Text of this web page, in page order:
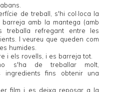
de treball, s'hi col·loca la
amb la mantega (amb
treballa refregant entre les
I veureu que queden com
humides.
i els rovells, i es barreja tot.
s'ha de treballar molt,
ingredients fins obtenir una
film i es deixa reposar a la